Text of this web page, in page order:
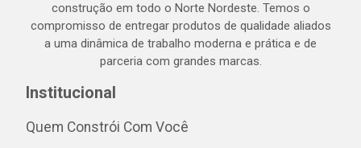
construção em todo o Norte Nordeste. Temos o
compromisso de entregar produtos de qualidade aliados
a uma dinâmica de trabalho moderna e prática e de
parceria com grandes marcas.
Institucional
Quem Constrói Com Você